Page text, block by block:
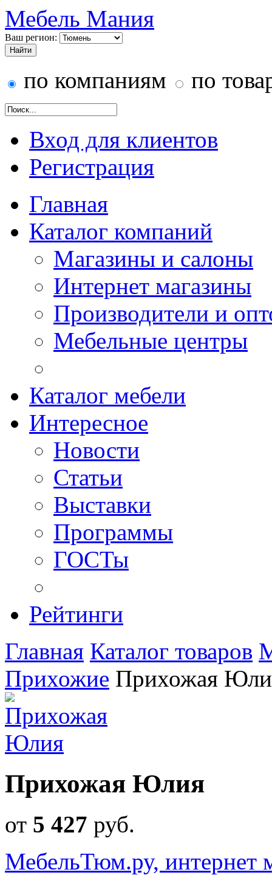
Мебель Мания
Ваш регион:
по компаниям по
Вход для клиентов
Регистрация
Главная
Каталог компаний
Магазины и салоны
Интернет магазины
Производители и
Мебельные центры
Каталог мебели
Интересное
Новости
Статьи
Выставки
Программы
ГОСТы
Рейтинги
Главная Каталог товаров
Прихожие Прихожая
Прихожая Юлия
от 5 427 руб.
МебельТюм.ру, интернет